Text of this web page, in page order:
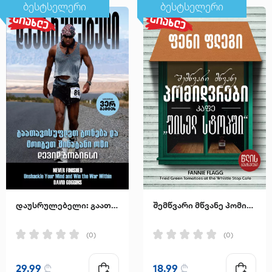
ბესტსელერი
დაუსრულებელი: გაათავისუფლეთ გონება და მოიგეთ შინაგანი ომი
(0)
29.99 ₾
ბესტსელერი
შემწვარი მწვანე პომიდვრები კაფე "უისელ სტოპში"
(0)
18.99 ₾